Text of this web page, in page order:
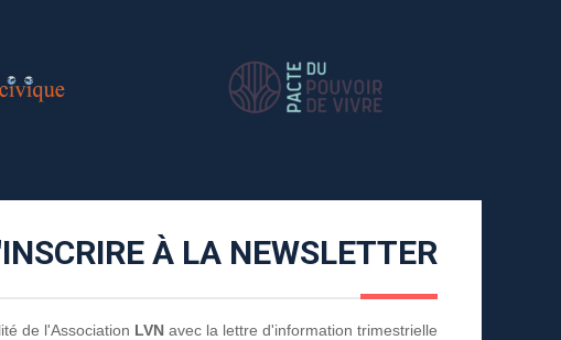
À LA NEWSLETTER
de l'Association LVN avec la lettre d'information trimestrielle